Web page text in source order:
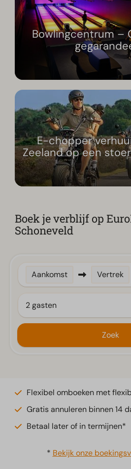
Bowlingcentrum –
E-chopper
Zeeland op een
Boek je verblijf op
Schoneveld
Aankomst Vertrek
2 gasten
Zoek
Flexibel omboeken met
Gratis annuleren binnen 14
Betaal later of in termijnen*
* Bekijk onze